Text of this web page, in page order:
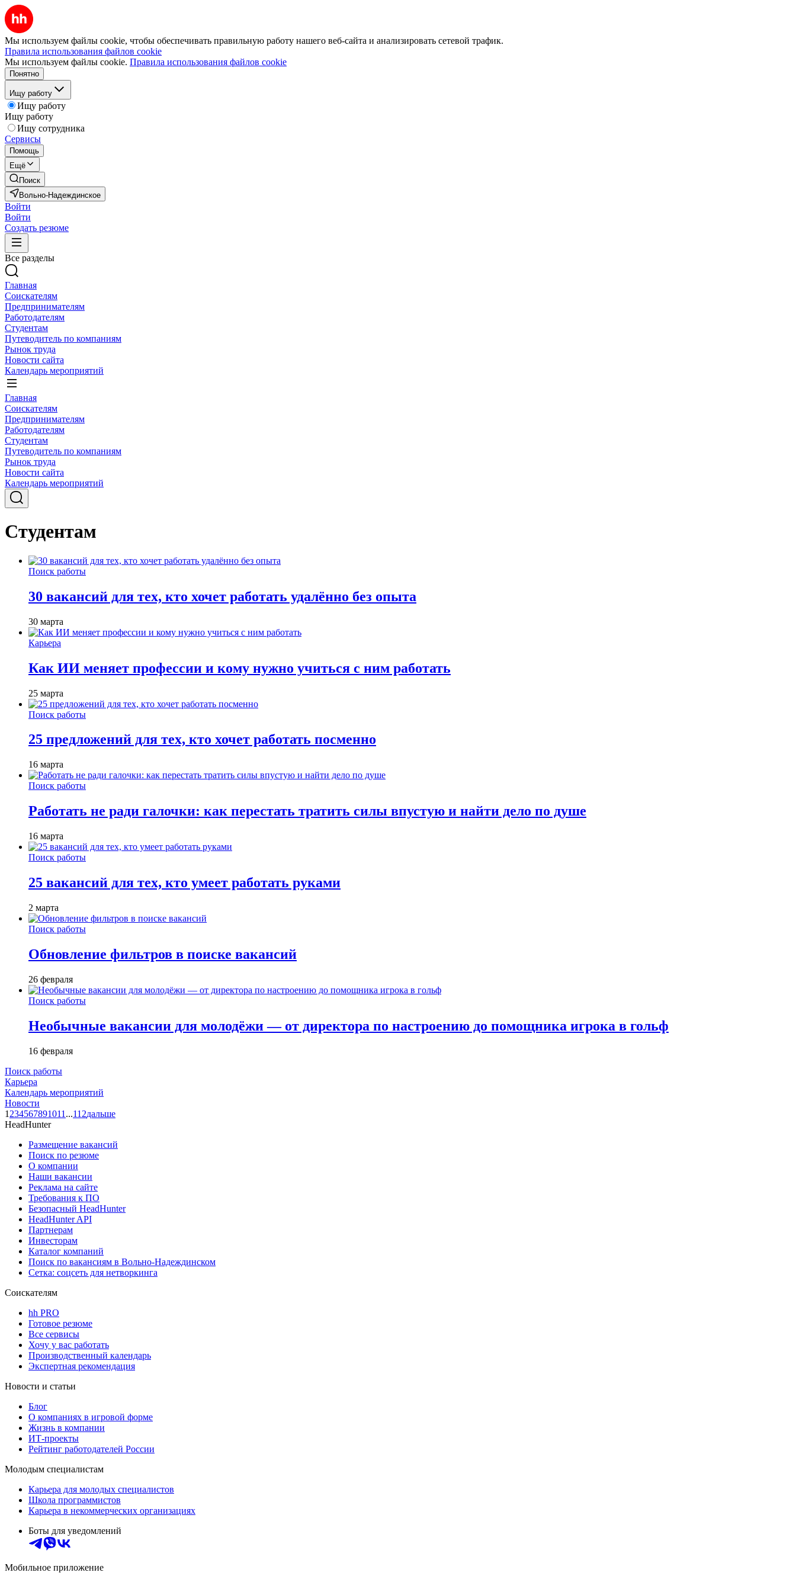
Мы используем файлы cookie, чтобы обеспечивать правильную работу нашего веб-сайта и анализировать сетевой трафик.
Правила использования файлов cookie
Мы используем файлы cookie. Правила использования файлов cookie
Понятно
Ищу работу
Ищу работу
Ищу работу
Ищу сотрудника
Сервисы
Помощь
Ещё
Поиск
Вольно-Надеждинское
Войти
Войти
Создать резюме
Все разделы
Главная
Соискателям
Предпринимателям
Работодателям
Студентам
Путеводитель по компаниям
Рынок труда
Новости сайта
Календарь мероприятий
Главная
Соискателям
Предпринимателям
Работодателям
Студентам
Путеводитель по компаниям
Рынок труда
Новости сайта
Календарь мероприятий
Студентам
Поиск работы
30 вакансий для тех, кто хочет работать удалённо без опыта
30 марта
Карьера
Как ИИ меняет профессии и кому нужно учиться с ним работать
25 марта
Поиск работы
25 предложений для тех, кто хочет работать посменно
16 марта
Поиск работы
Работать не ради галочки: как перестать тратить силы впустую и найти дело по душе
16 марта
Поиск работы
25 вакансий для тех, кто умеет работать руками
2 марта
Поиск работы
Обновление фильтров в поиске вакансий
26 февраля
Поиск работы
Необычные вакансии для молодёжи — от директора по настроению до помощника игрока в гольф
16 февраля
Поиск работы
Карьера
Календарь мероприятий
Новости
1 234567891011 ...112дальше
HeadHunter
Размещение вакансий
Поиск по резюме
О компании
Наши вакансии
Реклама на сайте
Требования к ПО
Безопасный HeadHunter
HeadHunter API
Партнерам
Инвесторам
Каталог компаний
Поиск по вакансиям в Вольно-Надеждинском
Сетка: соцсеть для нетворкинга
Соискателям
hh PRO
Готовое резюме
Все сервисы
Хочу у вас работать
Производственный календарь
Экспертная рекомендация
Новости и статьи
Блог
О компаниях в игровой форме
Жизнь в компании
ИТ-проекты
Рейтинг работодателей России
Молодым специалистам
Карьера для молодых специалистов
Школа программистов
Карьера в некоммерческих организациях
Боты для уведомлений
Мобильное приложение